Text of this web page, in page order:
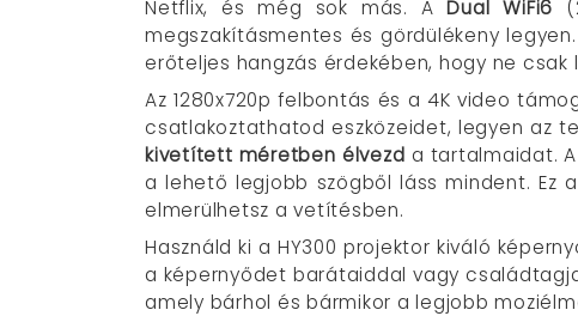
Netflix, és még sok más. ADual WiFi6
megszakításmentes és gördülékeny
erőteljes hangzás érdekében, hogy ne
Az 1280x720p felbontás és a 4K video
csatlakoztathatod eszközeidet, legyen az
kivetített méretben élvezd a tartalmaidat.
a lehető legjobb szögből láss mindent. Ez
elmerülhetsz a vetítésben.
Használd ki a HY300 projektor kiváló
a képernyődet barátaiddal vagy
amely bárhol és bármikor a legjobb